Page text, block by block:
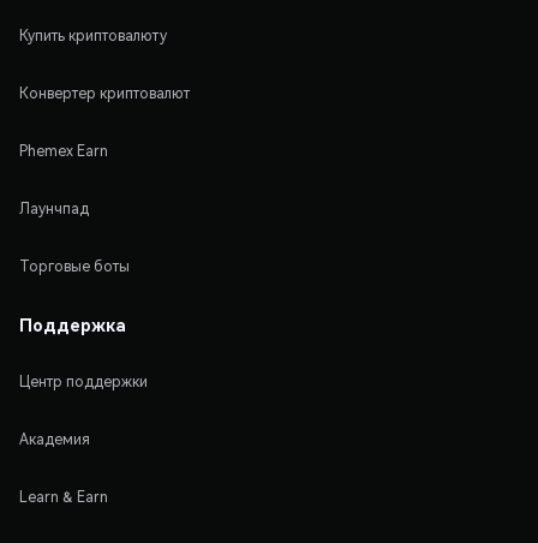
Купить криптовалюту
Конвертер криптовалют
Phemex Earn
Лаунчпад
Торговые боты
Поддержка
Центр поддержки
Академия
Learn & Earn